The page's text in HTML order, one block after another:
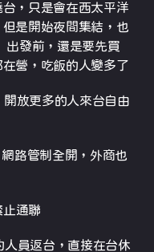
，只是會在西太平洋
是開始夜間集結，也
出發前，還是要先買
營，吃飯的人變多了
放更多的人來台自由
路管制全開，外商也
通聯
員返台，直接在台休